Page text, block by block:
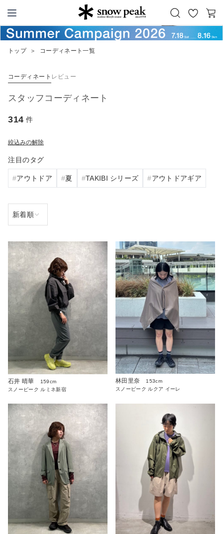
Snow Peak
お
気
カ
ー
トップ ＞ コーディネート一覧
コーディネート レビュー
スタッフコーディネート
314 件
絞込みの解除
注目のタグ
アウトドア 夏 TAKIBI シリーズ アウトドアギア
石井 晴華
159cm
スノーピーク ルミネ新宿
林田里奈
153cm
スノーピーク ルクア イーレ